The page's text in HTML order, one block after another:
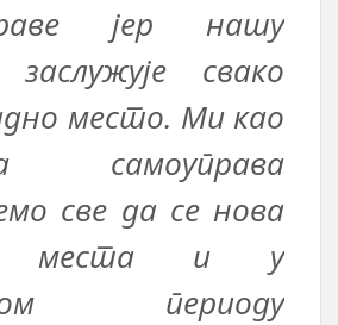
јер нашу
свако
место. Ми као
самоуправа
све да се нова
места и у
периоду